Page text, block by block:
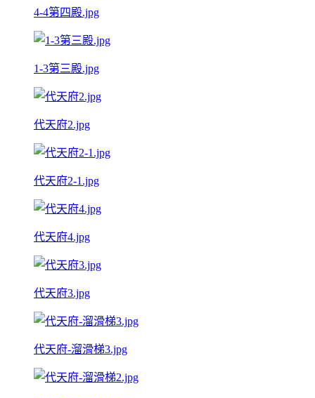
4-4第四殿.jpg
1-3第三殿.jpg
代天府2.jpg
代天府2-1.jpg
代天府4.jpg
代天府3.jpg
代天府-溜滑梯3.jpg